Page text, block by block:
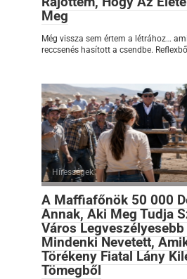
Meg
Még vissza sem értem a létrához…
reccsenés hasított a csendbe.
Hírességek
A Maffiafőnök 50 000
Annak, Aki Meg Tudja
Város
Mindenki Nevetett,
Törékeny Fiatal Lány
Tömegből